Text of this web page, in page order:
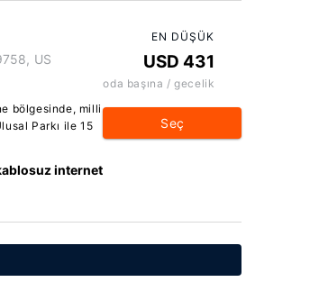
US
bölgesinde, milli
Parkı ile 15
internet
EN DÜŞÜK
USD 431
oda başına / gecelik
Seç